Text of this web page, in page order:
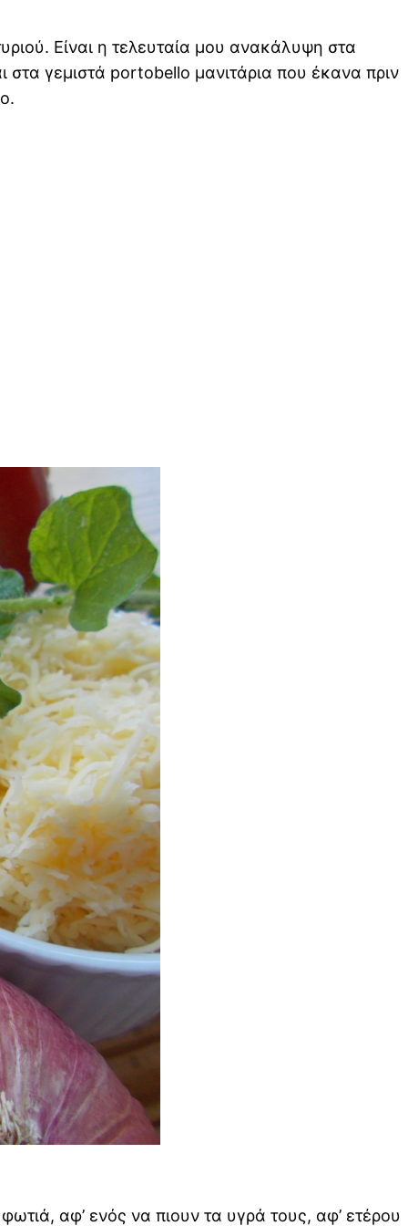
Είναι η τελευταία μου ανακάλυψη στα
στα γεμιστά portobello μανιτάρια που έκανα πριν
αφ’ ενός να πιουν τα υγρά τους, αφ’ ετέρου